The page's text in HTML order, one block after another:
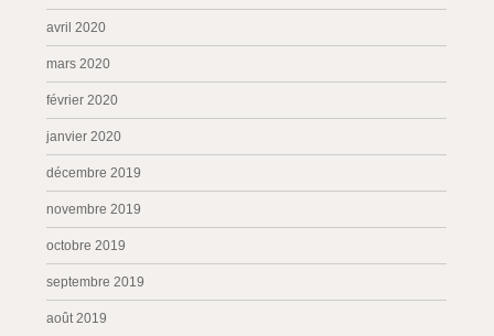
avril 2020
mars 2020
février 2020
janvier 2020
décembre 2019
novembre 2019
octobre 2019
septembre 2019
août 2019